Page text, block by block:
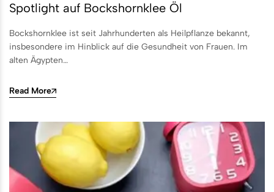
Spotlight auf Bockshornklee Öl
Bockshornklee ist seit Jahrhunderten als Heilpflanze bekannt,
insbesondere im Hinblick auf die Gesundheit von Frauen. Im
alten Ägypten…
Read More